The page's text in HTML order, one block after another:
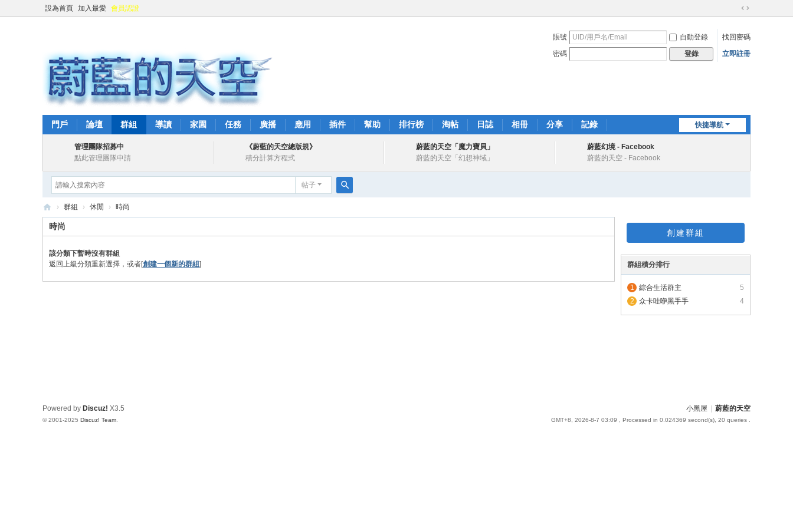
設為首頁 加入最愛 會員認證
切
到
寬
賬號 自動登錄
找回密碼
密碼
登錄 立即註冊
快捷導航
門戶 論壇 群組 導讀 家園 任務 廣播 應用 插件 幫助 排行榜 淘帖 日誌 相冊 分享 記錄
管理團隊招募中
點此管理團隊申請
《蔚藍的天空總版規》
積分計算方程式
蔚藍的天空「魔力寶貝」
蔚藍的天空「幻想神域」
蔚藍幻境 - Facebook
蔚藍的天空 - Facebook
帖子
索
蔚
的
› 群組 › 休閒 › 時尚
時尚
該分類下暫時沒有群組
返回上級分類重新選擇，或者[創建一個新的群組]
創建群組
群組積分排行
5
綜合生活群主
4
众卡哇咿黑手手
小黑屋 蔚藍的天空
GMT+8, 2026-8-7 03:09 , Processed in 0.024369 second(s), 20 queries .
Powered by Discuz! X3.5
© 2001-2025 Discuz! Team